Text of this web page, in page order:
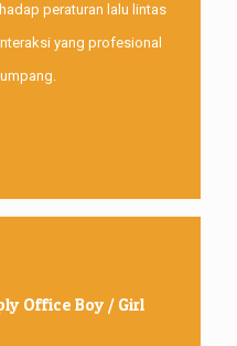
peraturan lalu lintas
yang profesional
Office Boy / Girl